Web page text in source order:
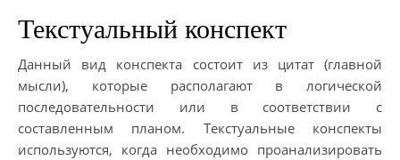
Текстуальный конспект
Данный вид конспекта состоит из цитат (главной
мысли), которые располагают в логической
последовательности или в соответствии с
составленным планом. Текстуальные конспекты
используются, когда необходимо проанализировать